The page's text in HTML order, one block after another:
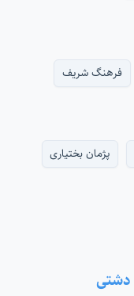
فرهنگ شریف
پژمان بختیاری